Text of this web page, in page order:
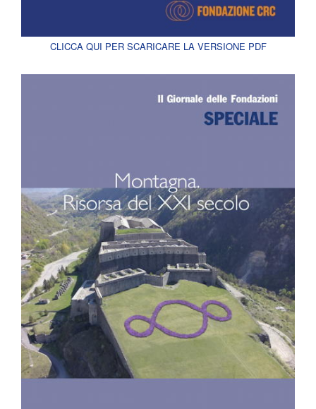
CLICCA QUI PER SCARICARE LA VERSIONE PDF